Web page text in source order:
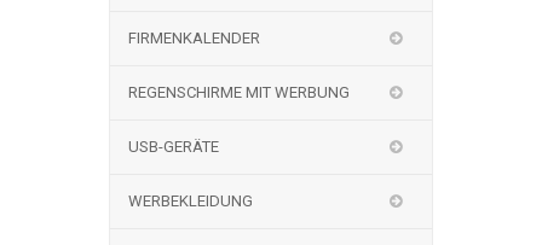
FIRMENKALENDER
REGENSCHIRME MIT WERBUNG
USB-GERÄTE
WERBEKLEIDUNG